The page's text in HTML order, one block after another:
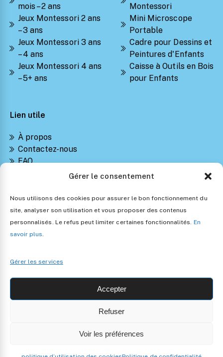
Gérer le consentement
Nous utilisons des cookies pour assurer le bon fonctionnement du
site, analyser son utilisation et vous proposer des contenus
personnalisés. Le refus peut limiter certaines fonctionnalités. En
savoir plus.
Gérer les services
Accepter
Refuser
Voir les préférences
mois – 2 ans
Jeux Montessori 2 ans
– 3 ans
Jeux Montessori 3 ans
– 4 ans
Jeux Montessori 4 ans
– 5+ ans
Montessori
Mini Microscope
Portable
Cadre pour Dessins et
Peintures d'Enfants
Caisse à Outils en Bois
pour Enfants
Lien utile
À propos
Contactez-nous
FAQ
Suivre ma commande
Retours et Remboursements
Politique de confidentialité
Conditions générales de vente
Politique d’utilisation des cookies
Copyright 2024 • Les Jouets Montessori •